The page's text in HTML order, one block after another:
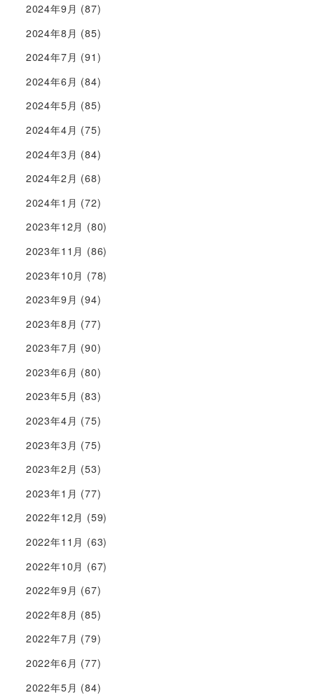
2024年9月 (87)
2024年8月 (85)
2024年7月 (91)
2024年6月 (84)
2024年5月 (85)
2024年4月 (75)
2024年3月 (84)
2024年2月 (68)
2024年1月 (72)
2023年12月 (80)
2023年11月 (86)
2023年10月 (78)
2023年9月 (94)
2023年8月 (77)
2023年7月 (90)
2023年6月 (80)
2023年5月 (83)
2023年4月 (75)
2023年3月 (75)
2023年2月 (53)
2023年1月 (77)
2022年12月 (59)
2022年11月 (63)
2022年10月 (67)
2022年9月 (67)
2022年8月 (85)
2022年7月 (79)
2022年6月 (77)
2022年5月 (84)